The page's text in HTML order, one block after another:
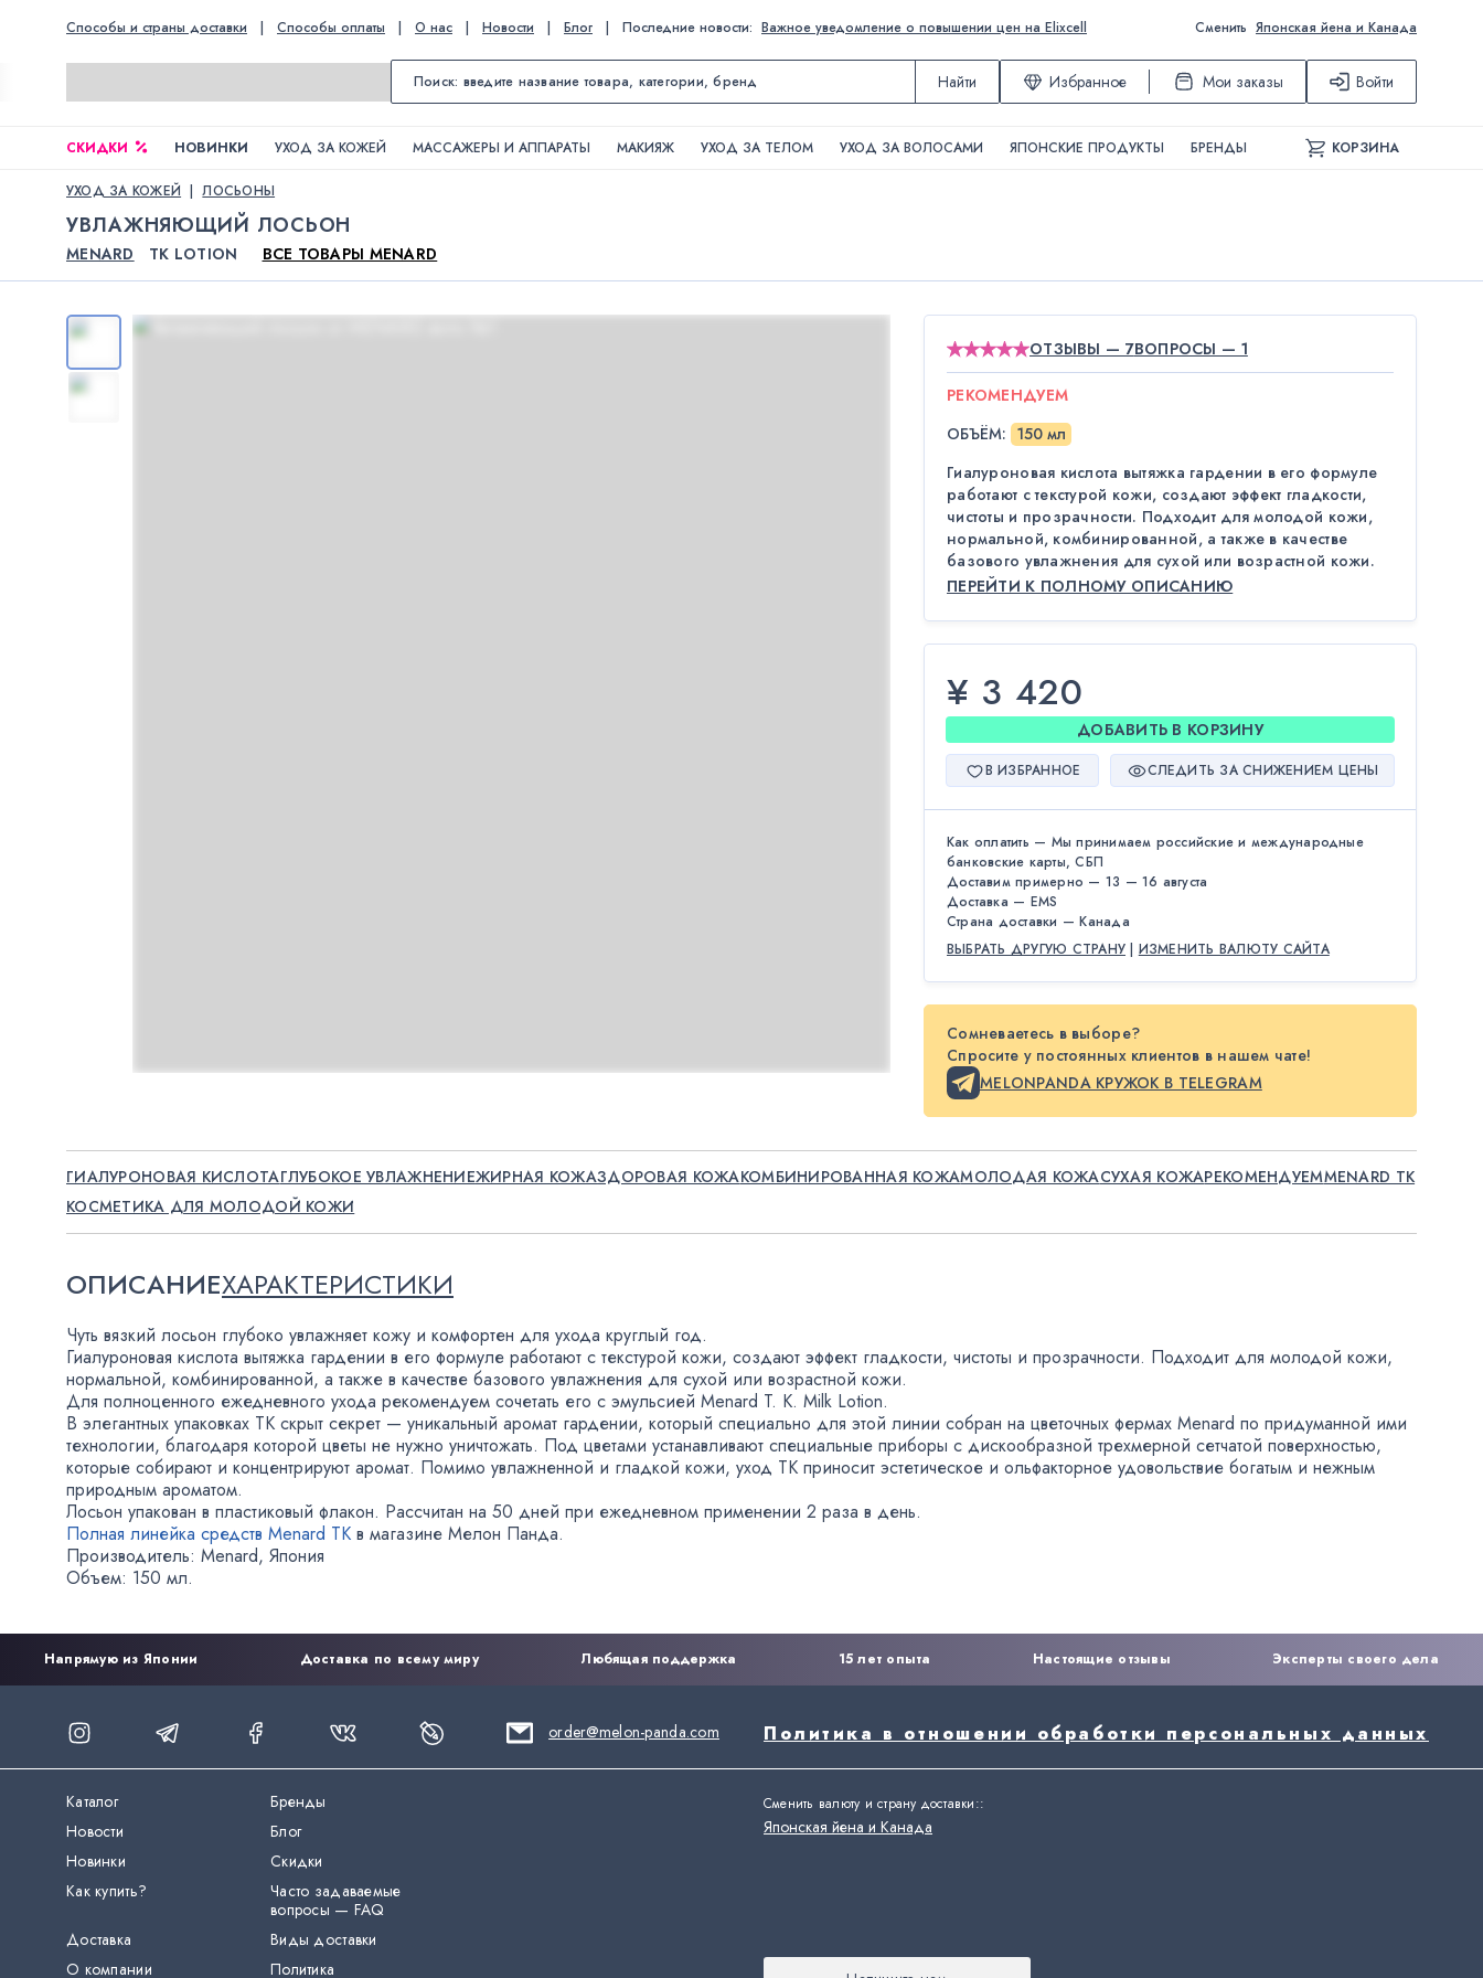
Способы и страны доставки | Способы оплаты | О нас | Новости | Блог | Последние новости: Важное уведомление о повышении цен на Elixcell Сменить Японская йена и Канада
Найти Избранное Мои заказы Войти
СКИДКИ НОВИНКИ УХОД ЗА КОЖЕЙ МАССАЖЕРЫ И АППАРАТЫ МАКИЯЖ УХОД ЗА ТЕЛОМ УХОД ЗА ВОЛОСАМИ ЯПОНСКИЕ ПРОДУКТЫ БРЕНДЫ КОРЗИНА
УХОД ЗА КОЖЕЙ ЛОСЬОНЫ
УВЛАЖНЯЮЩИЙ ЛОСЬОН
MENARD TK LOTION ВСЕ ТОВАРЫ MENARD
ОТЗЫВЫ — 7ВОПРОСЫ — 1
РЕКОМЕНДУЕМ
ОБЪЁМ: 150 мл
Гиалуроновая кислота вытяжка гардении в его формуле
работают с текстурой кожи, создают эффект гладкости,
чистоты и прозрачности. Подходит для молодой кожи,
нормальной, комбинированной, а также в качестве
базового увлажнения для сухой или возрастной кожи.
ПЕРЕЙТИ К ПОЛНОМУ ОПИСАНИЮ
¥ 3 420
ДОБАВИТЬ В КОРЗИНУ
В ИЗБРАННОЕ СЛЕДИТЬ ЗА СНИЖЕНИЕМ ЦЕНЫ
Как оплатить — Мы принимаем российские и международные
банковские карты, СБП
Доставим примерно — 13 — 16 августа
Доставка — EMS
Страна доставки — Канада
ВЫБРАТЬ ДРУГУЮ СТРАНУ
ИЗМЕНИТЬ ВАЛЮТУ САЙТА
Сомневаетесь в выборе?
Спросите у постоянных клиентов в нашем чате!
MELONPANDA КРУЖОК В TELEGRAM
ГИАЛУРОНОВАЯ КИСЛОТАГЛУБОКОЕ УВЛАЖНЕНИЕЖИРНАЯ КОЖАЗДОРОВАЯ КОЖАКОМБИНИРОВАННАЯ КОЖАМОЛОДАЯ КОЖАСУХАЯ КОЖАРЕКОМЕНДУЕМMENARD TK
КОСМЕТИКА ДЛЯ МОЛОДОЙ КОЖИ
ОПИСАНИЕХАРАКТЕРИСТИКИ
Чуть вязкий лосьон глубоко увлажняет кожу и комфортен для ухода круглый год.
Гиалуроновая кислота вытяжка гардении в его формуле работают с текстурой кожи, создают эффект гладкости, чистоты и прозрачности. Подходит для молодой кожи,
нормальной, комбинированной, а также в качестве базового увлажнения для сухой или возрастной кожи.
Для полноценного ежедневного ухода рекомендуем сочетать его с эмульсией Menard T. K. Milk Lotion.
В элегантных упаковках TK скрыт секрет — уникальный аромат гардении, который специально для этой линии собран на цветочных фермах Menard по придуманной ими
технологии, благодаря которой цветы не нужно уничтожать. Под цветами устанавливают специальные приборы с дискообразной трехмерной сетчатой поверхностью,
которые собирают и концентрируют аромат. Помимо увлажненной и гладкой кожи, уход TK приносит эстетическое и ольфакторное удовольствие богатым и нежным
природным ароматом.
Лосьон упакован в пластиковый флакон. Рассчитан на 50 дней при ежедневном применении 2 раза в день.
Полная линейка средств Menard TK в магазине Мелон Панда.
Производитель: Menard, Япония
Объем: 150 мл.
Напрямую из Японии Доставка по всему миру Любящая поддержка 15 лет опыта Настоящие отзывы Эксперты своего дела
order@melon-panda.com Политика в отношении обработки персональных данных
Каталог
Бренды
Новости
Блог
Новинки
Скидки
Как купить?
Часто задаваемые
вопросы — FAQ
Доставка
Виды доставки
О компании
Политика
Сменить валюту и страну доставки::
Японская йена и Канада